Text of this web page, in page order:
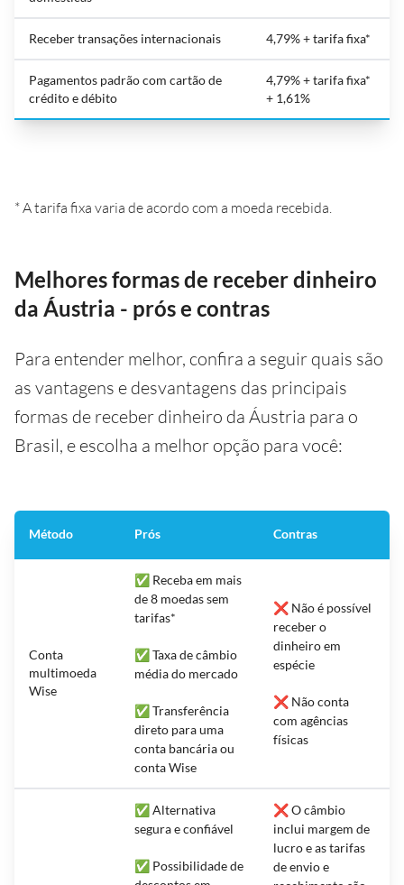
Receber transações internacionais 4,79% + tarifa fixa*
Pagamentos padrão com cartão de
crédito e débito
4,79% + tarifa fixa*
+ 1,61%
* A tarifa fixa varia de acordo com a moeda recebida.
Melhores formas de receber dinheiro
da Áustria - prós e contras
Para entender melhor, confira a seguir quais são
as vantagens e desvantagens das principais
formas de receber dinheiro da Áustria para o
Brasil, e escolha a melhor opção para você:
Método Prós Contras
Conta
multimoeda
Wise
✅ Receba em mais
de 8 moedas sem
tarifas*
✅ Taxa de câmbio
média do mercado
✅ Transferência
direto para uma
conta bancária ou
conta Wise
❌ Não é possível
receber o
dinheiro em
espécie
❌ Não conta
com agências
físicas
✅ Alternativa
segura e confiável
✅ Possibilidade de
❌ O câmbio
inclui margem de
lucro e as tarifas
de envio e